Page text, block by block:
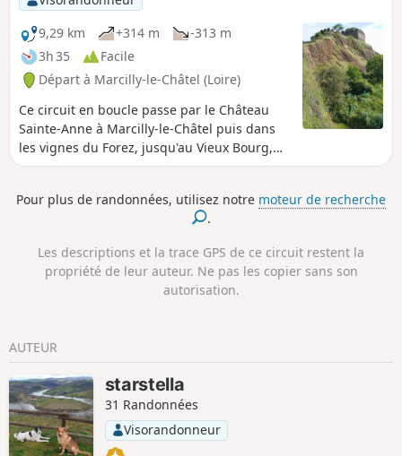
9,29 km
+314 m
-313 m
3h 35
Facile
Départ à Marcilly-le-Châtel (Loire)
Ce circuit en boucle passe par le Château
Sainte-Anne à Marcilly-le-Châtel puis dans
les vignes du Forez, jusqu'au Vieux Bourg,
pour continuer ensuite en forêt jusqu'à la
Pour plus de randonnées, utilisez notre moteur de recherche
.
Les descriptions et la trace GPS de ce circuit restent la
propriété de leur auteur. Ne pas les copier sans son
autorisation.
AUTEUR
starstella
31 Randonnées
Visorandonneur